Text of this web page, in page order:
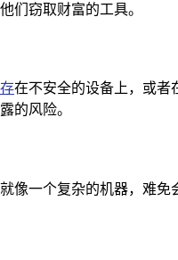
们窃取财富的工具。
在不安全的设备上，或者
的风险。
像一个复杂的机器，难